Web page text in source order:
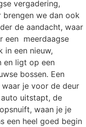
vergadering,
we dan ook
de aandacht, waar
een meerdaagse
in een nieuw,
en ligt op een
bossen. Een
je voor de deur
uitstapt, de
waan je je
een heel goed begin